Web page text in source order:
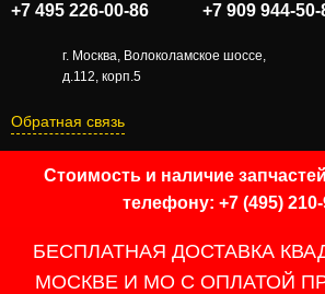
+7 495 226-00-86 +7 909 944-50-
г. Москва, Волоколамское шоссе,
д.112, корп.5
Обратная связь
Стоимость и наличие
телефону: +7 (495)
БЕСПЛАТНАЯ ДОСТАВКА
МОСКВЕ И МО С ОПЛАТОЙ